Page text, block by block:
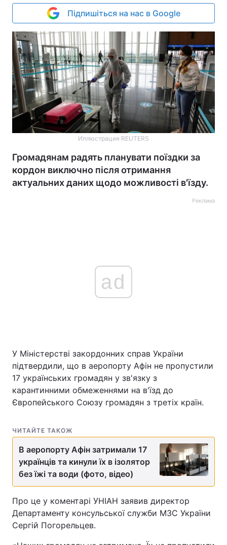
Підпишіться на нас в Google
Иллюстрация REUTERS
Громадянам радять планувати поїздки за
кордон виключно після отримання
актуальних даних щодо можливості в'їзду.
Реклама
ad
У Міністерстві закордонних справ України
підтвердили, що в аеропорту Афін не пропустили
17 українських громадян у зв'язку з
карантинними обмеженнями на в'їзд до
Європейського Союзу громадян з третіх країн.
ЧИТАЙТЕ ТАКОЖ
В аеропорту Афін затримали 17
українців та кинули їх в ізолятор
без їжі та води (фото, відео)
Про це у коментарі УНІАН заявив директор
Департаменту консульської служби МЗС України
Сергій Погорельцев.